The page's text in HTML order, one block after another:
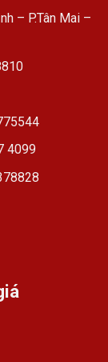
– P.Tân Mai –
4099